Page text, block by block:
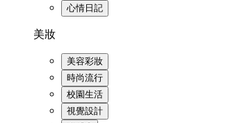
心情日記
美妝
美容彩妝
時尚流行
校園生活
視覺設計